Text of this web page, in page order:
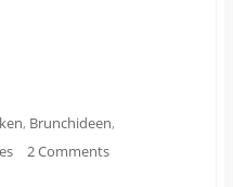
, Brunchideen,
2 Comments